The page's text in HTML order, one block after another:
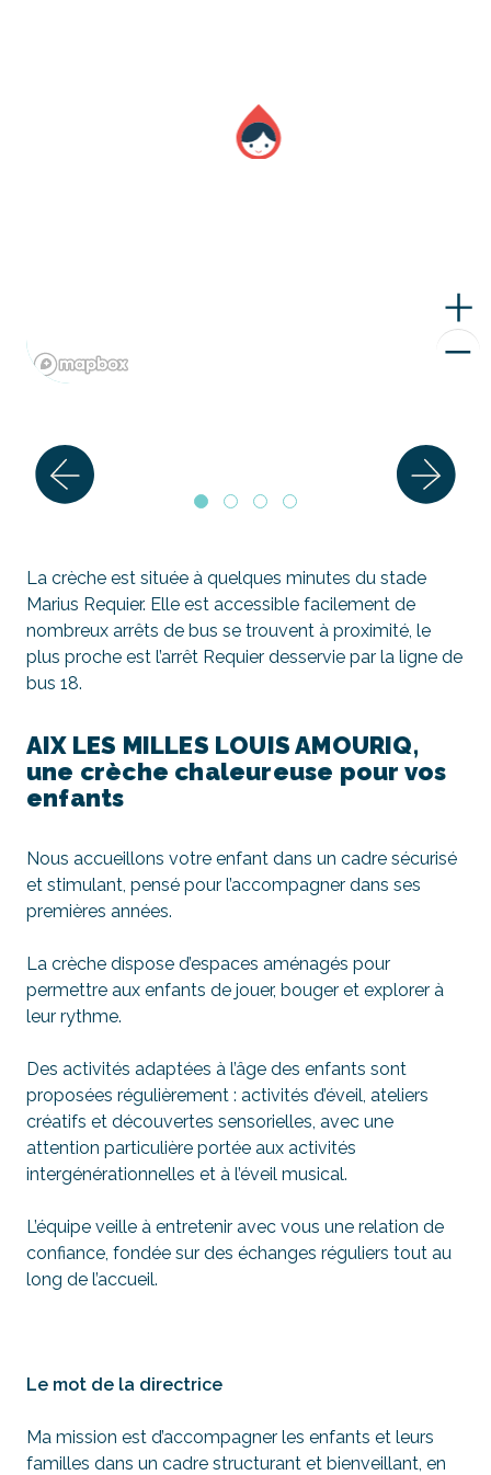
La crèche est située à quelques minutes du stade
Marius Requier. Elle est accessible facilement de
nombreux arrêts de bus se trouvent à proximité, le
plus proche est l’arrêt Requier desservie par la ligne de
bus 18.
AIX LES MILLES LOUIS AMOURIQ,
une crèche chaleureuse pour vos
enfants
Nous accueillons votre enfant dans un cadre sécurisé
et stimulant, pensé pour l’accompagner dans ses
premières années.
La crèche dispose d’espaces aménagés pour
permettre aux enfants de jouer, bouger et explorer à
leur rythme.
Des activités adaptées à l’âge des enfants sont
proposées régulièrement : activités d’éveil, ateliers
créatifs et découvertes sensorielles, avec une
attention particulière portée aux activités
intergénérationnelles et à l’éveil musical.
L’équipe veille à entretenir avec vous une relation de
confiance, fondée sur des échanges réguliers tout au
long de l’accueil.
Le mot de la directrice
Ma mission est d’accompagner les enfants et leurs
familles dans un cadre structurant et bienveillant, en